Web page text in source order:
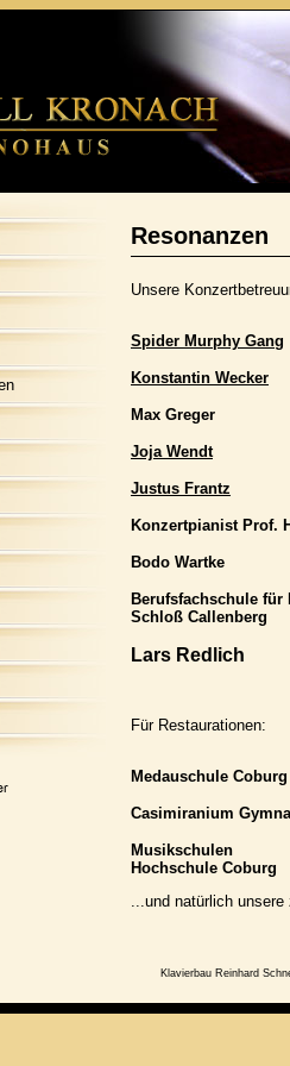
Resonanzen
Unsere
Spider Murphy Gang
Konstantin Wecker
Max Greger
Joja Wendt
Justus Frantz
Konzertpianist Prof.
Bodo Wartke
Berufsfachschule
Schloß Callenberg
Lars Redlich
Für Restaurationen:
Medauschule Coburg
Casimiranium
Musikschulen
Hochschule Coburg
...und natürlich
Klavierbau Reinhard